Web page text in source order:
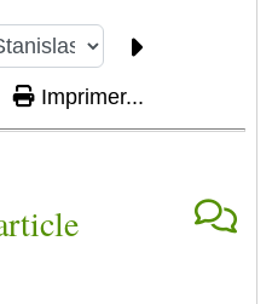
Imprimer...